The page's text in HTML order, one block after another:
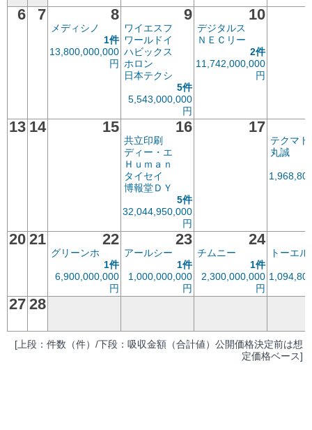
6
7 8
メディシノ
1件
13,800,000,000
円
9
ワイエスフ
ワールドイ
ハビックス
ホロン
日本テクシ
5件
5,543,000,000
円
10
デジタルス
ＮＥＣリー
2件
11,742,000,000
円
13 14 15 16
共立印刷
ディー・エ
Ｈｕｍａｎ
タイセイ
博報堂ＤＹ
5件
32,044,950,000
円
17
テクマト
丸誠
20 21 22
グリーンホ
1件
6,900,000,000
円
23
アールシー
1件
1,000,000,000
円
24
チムニー
1件
2,300,000,000
円
トーエル
27 28
[上段：件数（件）/下段：吸収金額（合計値）公開価格決定前は想
定価格ベース]